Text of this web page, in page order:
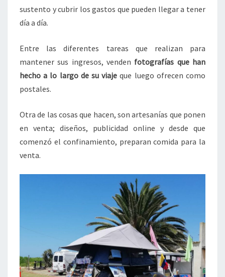
sustento y cubrir los gastos que pueden llegar a tener
día a día.
Entre las diferentes tareas que realizan para
mantener sus ingresos, venden fotografías que han
hecho a lo largo de su viajeque luego ofrecen como
postales.
Otra de las cosas que hacen, son artesanías que ponen
en venta; diseños, publicidad online y desde que
comenzó el confinamiento, preparan comida para la
venta.